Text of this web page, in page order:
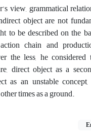
view, grammatical
object are not
to be described on the
chain and
the less, he
direct object as a
as an unstable
times as a ground.